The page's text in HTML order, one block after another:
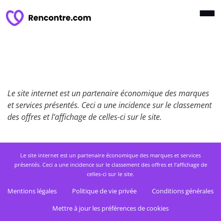
Le site internet est un partenaire économique des marques
et services présentés. Ceci a une incidence sur le classement
des offres et l’affichage de celles-ci sur le site.
Le site internet est un partenaire économique des marques et services
présentés. Ceci a une incidence sur le classement des offres et l’affichage de
celles-ci sur le site.
Mentions légales Politique de vie privée
Conditions générales
Mettre à jour les préférences de cookies